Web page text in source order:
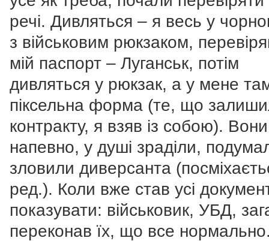
речі. Дивляться – я весь у
з військовим рюкзаком,
мій паспорт – Луганськ, потім
дивляться у рюкзак, а у мене
піксельна форма (те, що
контракту, я взяв із собою).
напевно, у душі зраділи,
зловили диверсанта
ред.). Коли вже став усі
показувати: військовик, УБД,
переконав їх, що все